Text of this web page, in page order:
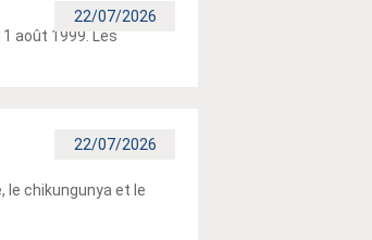
22/07/2026
août 1999. Les
22/07/2026
le chikungunya et le